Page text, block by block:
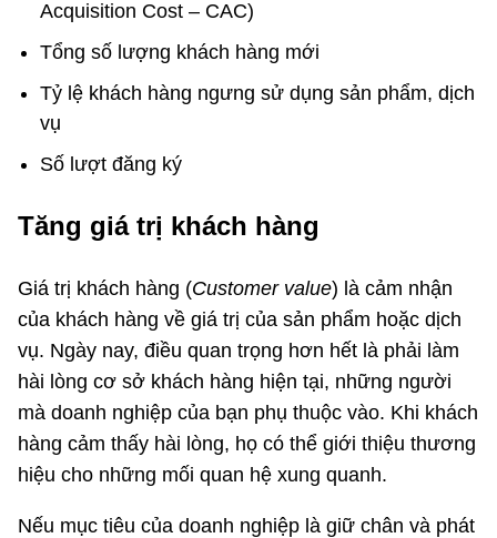
Acquisition Cost – CAC)
Tổng số lượng khách hàng mới
Tỷ lệ khách hàng ngưng sử dụng sản phẩm, dịch
vụ
Số lượt đăng ký
Tăng giá trị khách hàng
Giá trị khách hàng (Customer value) là cảm nhận
của khách hàng về giá trị của sản phẩm hoặc dịch
vụ. Ngày nay, điều quan trọng hơn hết là phải làm
hài lòng cơ sở khách hàng hiện tại, những người
mà doanh nghiệp của bạn phụ thuộc vào. Khi khách
hàng cảm thấy hài lòng, họ có thể giới thiệu thương
hiệu cho những mối quan hệ xung quanh.
Nếu mục tiêu của doanh nghiệp là giữ chân và phát